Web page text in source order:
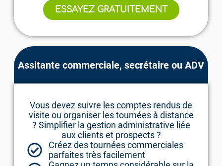
ESSAYEZ GRATUITEMENT
Assitante commerciale, secrétaire ou ADV
Vous devez suivre les comptes rendus de
visite ou organiser les tournées à distance
? Simplifier la gestion administrative liée
aux clients et prospects ?
Créez des tournées commerciales
parfaites très facilement